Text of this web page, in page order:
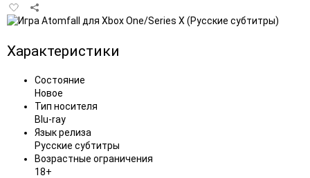
Добавить
в
Характеристики
Состояние
Новое
Тип носителя
Blu-ray
Язык релиза
Русские субтитры
Возрастные ограничения
18+